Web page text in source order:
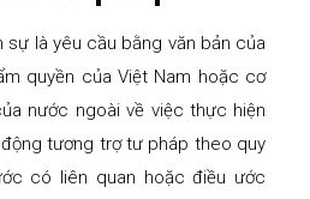
sự là yêu cầu bằng văn bản của
quyền của Việt Nam hoặc cơ
nước ngoài về việc thực hiện
tương trợ tư pháp theo quy
có liên quan hoặc điều ước